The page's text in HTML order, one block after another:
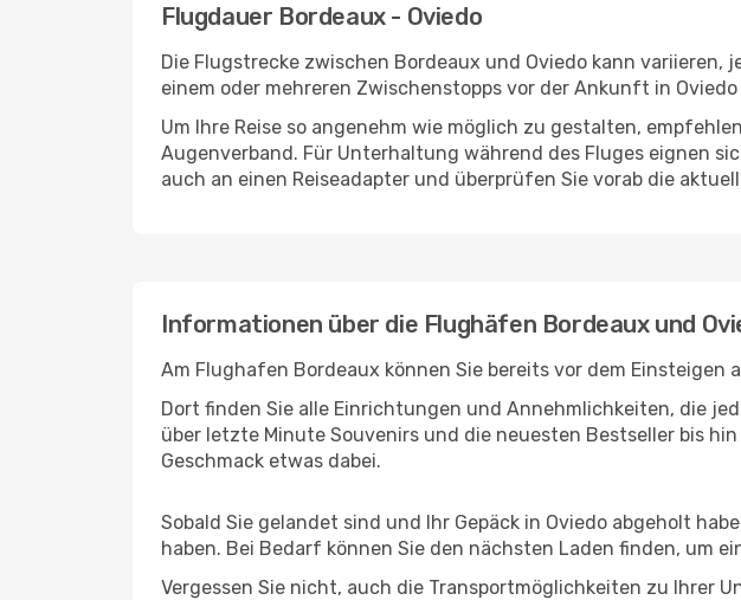
Flugdauer Bordeaux - Oviedo
Die Flugstrecke zwischen Bordeaux und Oviedo kann
einem oder mehreren Zwischenstopps vor der Ankunft in
Um Ihre Reise so angenehm wie möglich zu gestalten,
Augenverband. Für Unterhaltung während des Fluges eignen
auch an einen Reiseadapter und überprüfen Sie vorab die
Informationen über die Flughäfen Bordeaux und
Am Flughafen Bordeaux können Sie bereits vor dem
Dort finden Sie alle Einrichtungen und Annehmlichkeiten, die
über letzte Minute Souvenirs und die neuesten Bestseller bis
Geschmack etwas dabei.
Sobald Sie gelandet sind und Ihr Gepäck in Oviedo abgeholt
haben. Bei Bedarf können Sie den nächsten Laden finden, um
Vergessen Sie nicht, auch die Transportmöglichkeiten zu Ihrer